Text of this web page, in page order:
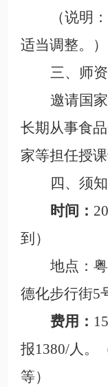
（说明
适当调整。）
三、师资
邀请国
长期从事食
家等担任授课
四、须知
时间：
到）
地点：
德化步行街5
费用：
报1380/人。
等）